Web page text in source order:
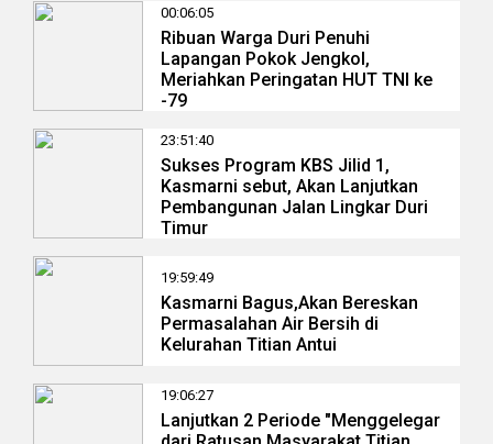
00:06:05
Ribuan Warga Duri Penuhi
Lapangan Pokok Jengkol,
Meriahkan Peringatan HUT TNI ke
-79
23:51:40
Sukses Program KBS Jilid 1,
Kasmarni sebut, Akan Lanjutkan
Pembangunan Jalan Lingkar Duri
Timur
19:59:49
Kasmarni Bagus,Akan Bereskan
Permasalahan Air Bersih di
Kelurahan Titian Antui
19:06:27
Lanjutkan 2 Periode "Menggelegar